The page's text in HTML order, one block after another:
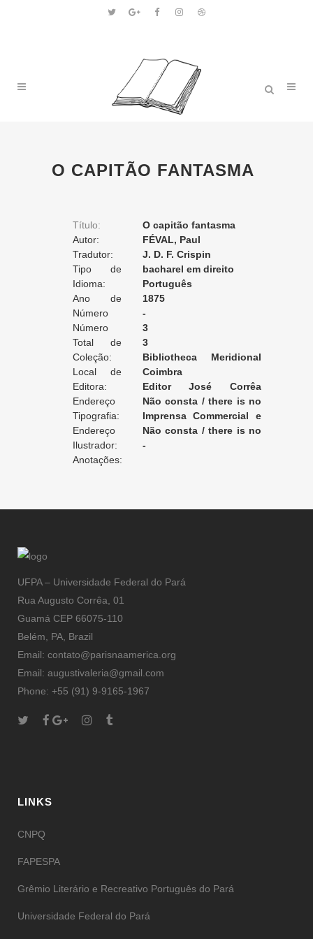
O CAPITÃO FANTASMA
Título:
O capitão fantasma
Autor:
FÉVAL, Paul
Tradutor:
J. D. F. Crispin
Tipo de
Tradução:
bacharel em direito
Idioma:
Português
Ano de
Edição:
1875
Número
da Edição:
-
Número
do Volume:
3
Total de
Volumes:
3
Coleção:
Bibliotheca Meridional
de Romances Escolhidos
Local de
Edição:
Coimbra
Editora:
Editor José Corrêa
d'Almeida Junior
Endereço
da Editora:
Não consta / there is no
record / non enregistré
Tipografia:
Imprensa Commercial e
Industrial
Endereço
da Tipografia:
Não consta / there is no
record / non enregistré
Ilustrador:
-
Anotações:
UFPA – Universidade Federal do Pará
Rua Augusto Corrêa, 01
Guamá CEP 66075-110
Belém, PA, Brazil
Email: contato@parisnaamerica.org
Email: augustivaleria@gmail.com
Phone: +55 (91) 9-9165-1967
LINKS
CNPQ
FAPESPA
Grêmio Literário e Recreativo Português do Pará
Universidade Federal do Pará